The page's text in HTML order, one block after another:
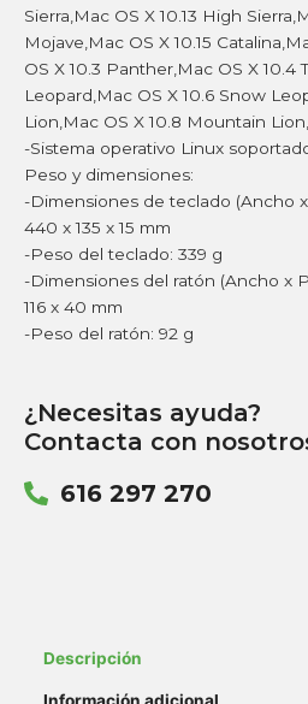
Sierra,Mac OS X 10.13 High
Mojave,Mac OS X 10.15
OS X 10.3 Panther,Mac OS X 10.4
Leopard,Mac OS X 10.6 Snow
Lion,Mac OS X 10.8 Mountain
-Sistema operativo Linux
Peso y dimensiones:
-Dimensiones de teclado (Ancho
440 x 135 x 15 mm
-Peso del teclado: 339 g
-Dimensiones del ratón (Ancho x
116 x 40 mm
-Peso del ratón: 92 g
¿Necesitas ayuda?
Contacta con
616 297 270
Descripción
Información adicional